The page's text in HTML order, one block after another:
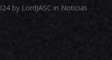
by LordJASC in Noticias